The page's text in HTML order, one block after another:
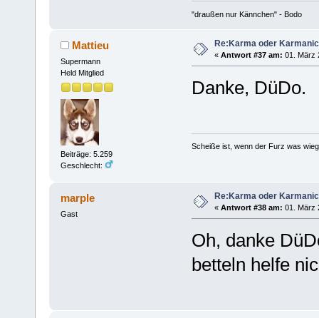
"draußen nur Kännchen" - Bodo
Mattieu
Supermann
Held Mitglied
Beiträge: 5.259
Geschlecht:
Re:Karma oder
« Antwort #37 am: 01. März
Danke, DüDo.
Scheiße ist, wenn der Furz was
marple
Gast
Re:Karma oder
« Antwort #38 am: 01. März
Oh, danke
betteln helfe